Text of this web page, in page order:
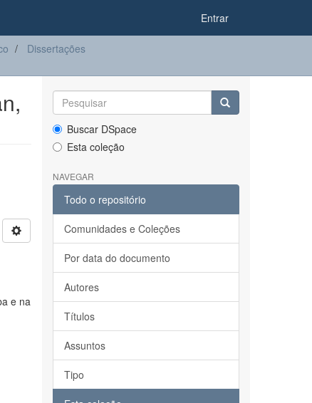
Entrar
Dissertações
e na
Buscar DSpace
Esta coleção
NAVEGAR
Todo o repositório
Comunidades e Coleções
Por data do documento
Autores
Títulos
Assuntos
Tipo